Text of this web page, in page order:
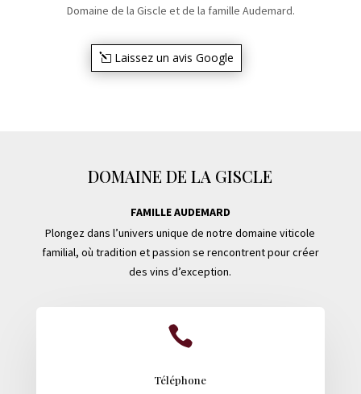
Domaine de la Giscle et de la famille Audemard.
Laissez un avis Google
DOMAINE DE LA GISCLE
FAMILLE AUDEMARD
Plongez dans l’univers unique de notre domaine viticole
familial, où tradition et passion se rencontrent pour créer
des vins d’exception.

Téléphone